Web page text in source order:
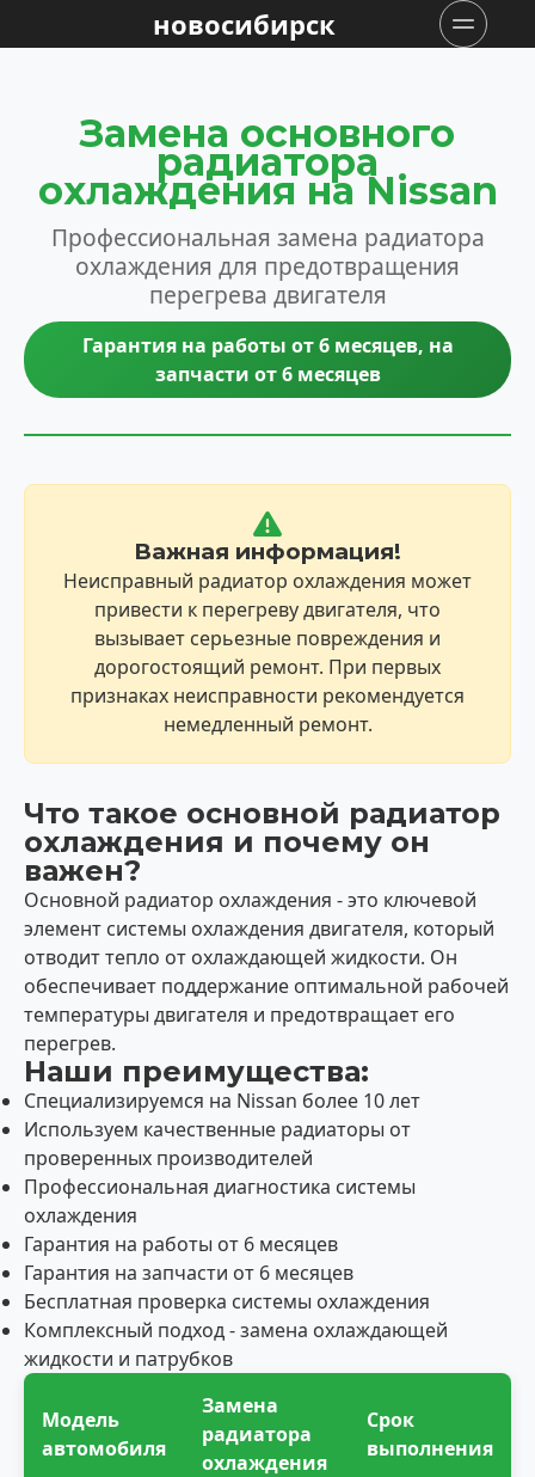
новосибирск
Замена основного
радиатора
охлаждения на Nissan
Профессиональная замена радиатора
охлаждения для предотвращения
перегрева двигателя
Гарантия на работы от 6 месяцев, на
запчасти от 6 месяцев
Важная информация!
Неисправный радиатор охлаждения может
привести к перегреву двигателя, что
вызывает серьезные повреждения и
дорогостоящий ремонт. При первых
признаках неисправности рекомендуется
немедленный ремонт.
Что такое основной радиатор
охлаждения и почему он
важен?
Основной радиатор охлаждения - это ключевой
элемент системы охлаждения двигателя, который
отводит тепло от охлаждающей жидкости. Он
обеспечивает поддержание оптимальной рабочей
температуры двигателя и предотвращает его
перегрев.
Наши преимущества:
Специализируемся на Nissan более 10 лет
Используем качественные радиаторы от
проверенных производителей
Профессиональная диагностика системы
охлаждения
Гарантия на работы от 6 месяцев
Гарантия на запчасти от 6 месяцев
Бесплатная проверка системы охлаждения
Комплексный подход - замена охлаждающей
жидкости и патрубков
Модель
автомобиля
Замена
радиатора
охлаждения
Срок
выполнения